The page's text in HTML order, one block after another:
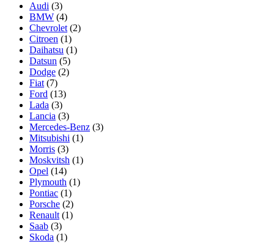
Audi (3)
BMW (4)
Chevrolet (2)
Citroen (1)
Daihatsu (1)
Datsun (5)
Dodge (2)
Fiat (7)
Ford (13)
Lada (3)
Lancia (3)
Mercedes-Benz (3)
Mitsubishi (1)
Morris (3)
Moskvitsh (1)
Opel (14)
Plymouth (1)
Pontiac (1)
Porsche (2)
Renault (1)
Saab (3)
Skoda (1)